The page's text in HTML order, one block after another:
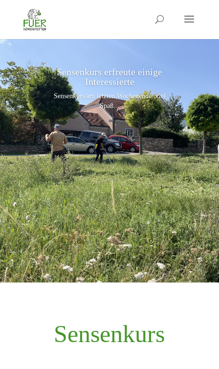
Sensenkurs erfreute einige
Interessierte
Sensenkurs am letzten Wochenende: viel
Spaß...
Sensenkurs